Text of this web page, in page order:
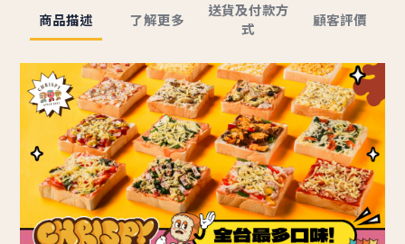
商品描述 了解更多
送貨及付款方
式
顧客評價